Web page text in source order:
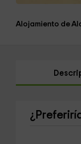
Alojamiento de